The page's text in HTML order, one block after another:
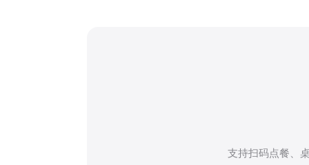
支持扫码点餐、